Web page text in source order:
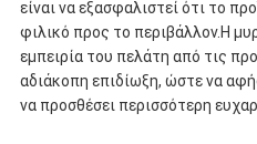
είναι να εξασφαλιστεί ότι το
φιλικό προς το περιβάλλον.Η
εμπειρία του πελάτη από τις
αδιάκοπη επιδίωξη, ώστε να
να προσθέσει περισσότερη